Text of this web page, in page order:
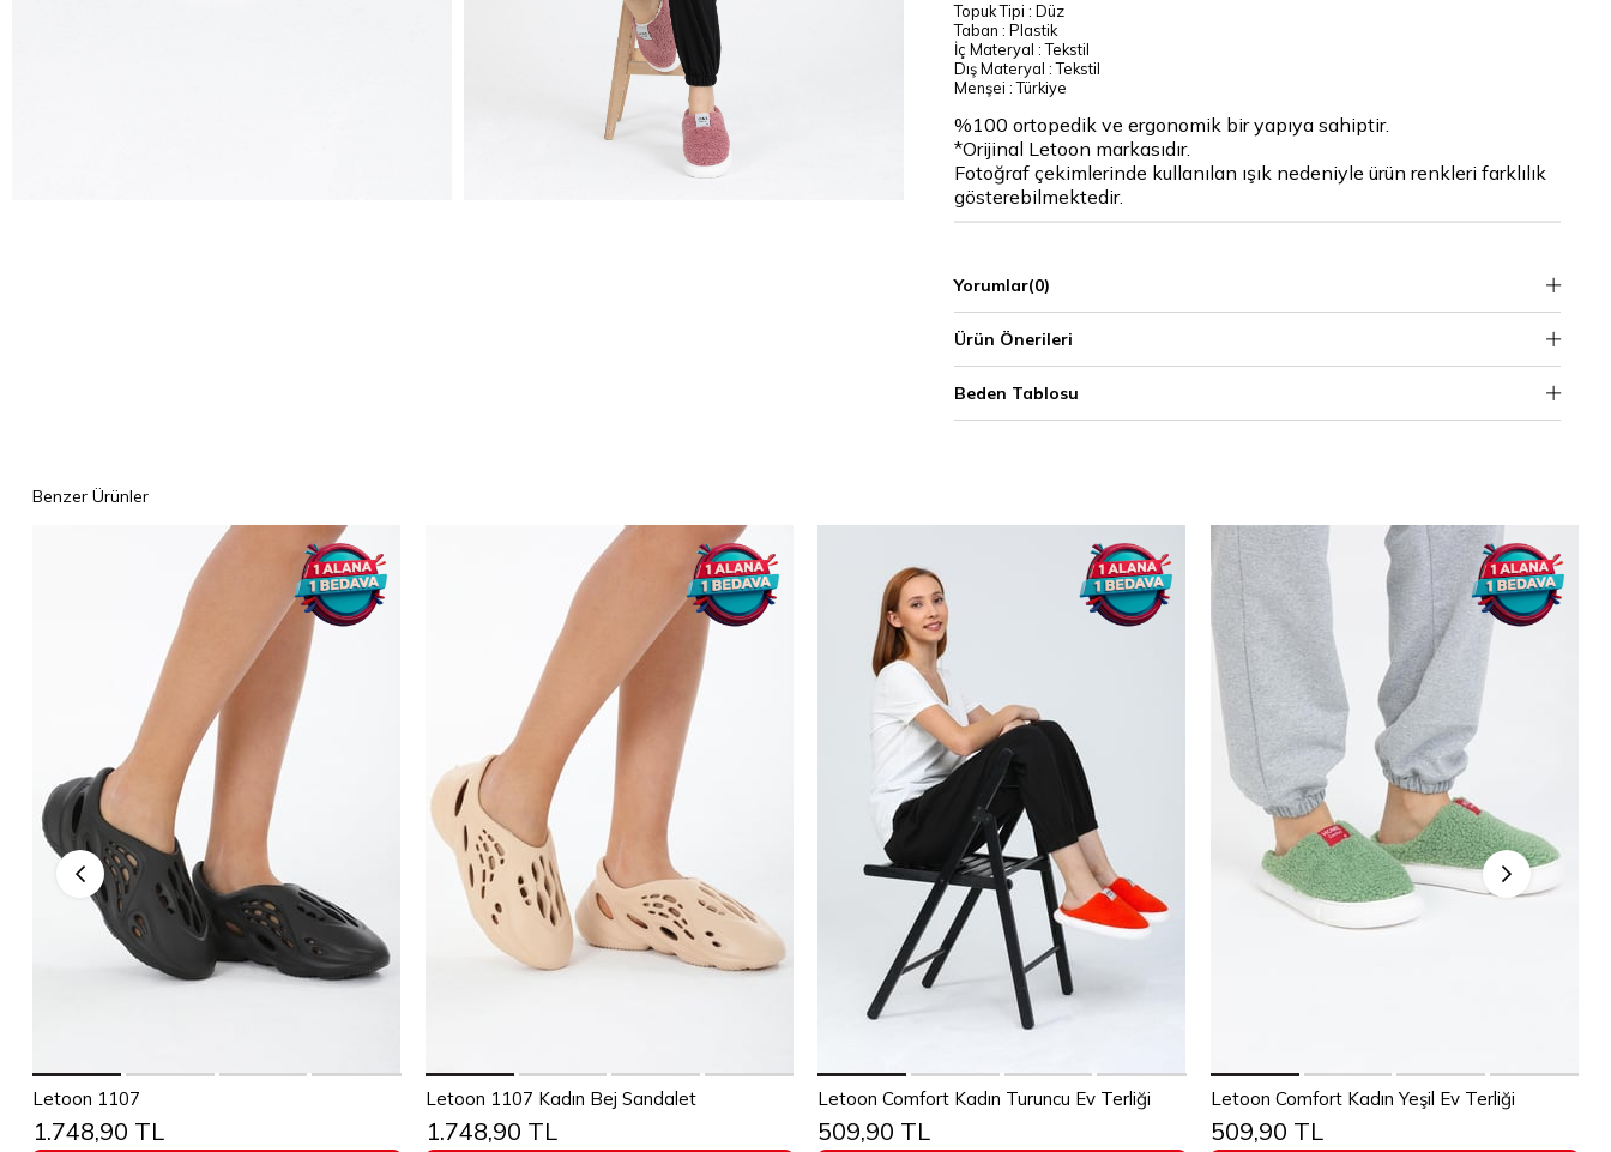
Topuk Tipi : Düz
Taban : Plastik
İç Materyal : Tekstil
Dış Materyal : Tekstil
Menşei : Türkiye
%100 ortopedik ve ergonomik bir yapıya sahiptir.
*Orijinal Letoon markasıdır.
Fotoğraf çekimlerinde kullanılan ışık nedeniyle ürün renkleri farklılık
gösterebilmektedir.
Yorumlar(0)
Ürün Önerileri
Beden Tablosu
Benzer Ürünler
36
Letoon 1107
1.748,90 TL
Sepete Ekle
36
Letoon 1107 Kadın Bej Sandalet
1.748,90 TL
Sepete Ekle
36
Letoon Comfort Kadın Turuncu Ev Terliği
509,90 TL
Sepete Ekle
36
Letoon Comfort Kadın Yeşil Ev Terliği
509,90 TL